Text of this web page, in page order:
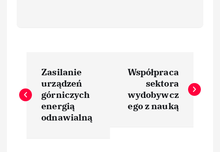
a
Zasilanie
urządzeń
górniczych
energią
odnawialną
Współpraca
sektora
wydobywcz
ego z nauką